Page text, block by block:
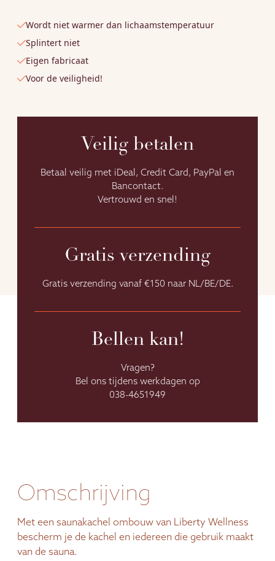
Wordt niet warmer dan lichaamstemperatuur
Splintert niet
Eigen fabricaat
Voor de veiligheid!
Veilig betalen
Betaal veilig met iDeal, Credit Card, PayPal en
Bancontact.
Vertrouwd en snel!
Gratis verzending
Gratis verzending vanaf €150 naar NL/BE/DE.
Bellen kan!
Vragen?
Bel ons tijdens werkdagen op
038-4651949
Omschrijving
Met een saunakachel ombouw van Liberty Wellness
bescherm je de kachel en iedereen die gebruik maakt
van de sauna.